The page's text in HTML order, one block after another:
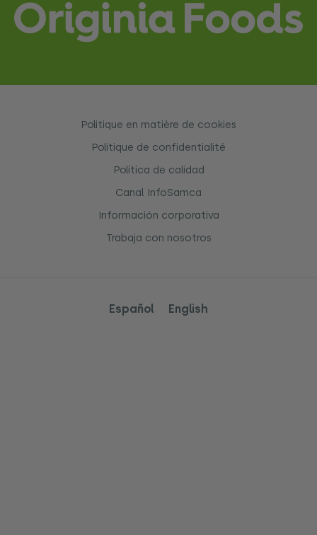
Politique en matière de cookies
Politique de confidentialité
Política de calidad
Canal InfoSamca
Información corporativa
Trabaja con nosotros
Español English